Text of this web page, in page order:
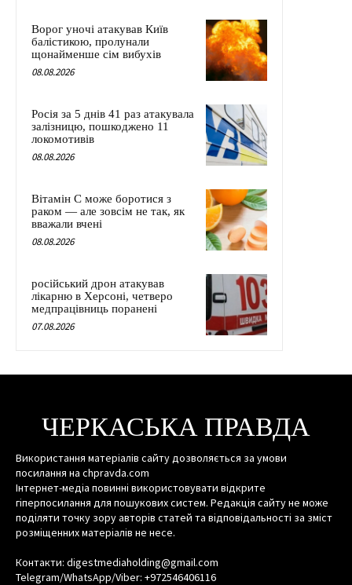
Ворог уночі атакував Київ
балістикою, пролунали
щонайменше сім вибухів
08.08.2026
Росія за 5 днів 41 раз атакувала
залізницю, пошкоджено 11
локомотивів
08.08.2026
Вітамін C може боротися з
раком — але зовсім не так, як
вважали вчені
08.08.2026
російський дрон атакував
лікарню в Херсоні, четверо
медпрацівниць поранені
07.08.2026
ЧЕРКАСЬКА ПРАВДА
Використання матеріалів сайту дозволяється за умови
посилання на chpravda.com
Інтернет-медіа повинні використовувати відкрите
гіперпосилання для пошукових систем. Редакція сайту не може
поділяти точку зору авторів статей та відповідальності за зміст
розміщенних матеріалів не несе.
Контакти: digestmediaholding@gmail.com
Telegram/WhatsApp/Viber: +972546406116